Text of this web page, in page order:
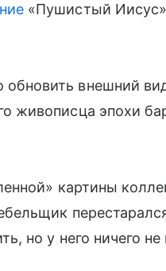
«Пушистый
внешний
живописца эпохи
картины
но у него ничего